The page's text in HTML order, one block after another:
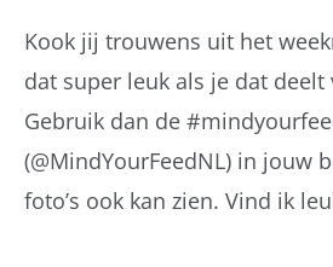
Kook jij trouwens uit het
dat super leuk als je dat
Gebruik dan de
(@MindYourFeedNL) in jouw
foto’s ook kan zien. Vind ik